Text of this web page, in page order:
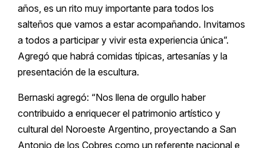
años, es un rito muy importante para todos los
salteños que vamos a estar acompañando. Invitamos
a todos a participar y vivir esta experiencia única”.
Agregó que habrá comidas típicas, artesanías y la
presentación de la escultura.
Bernaski agregó: “Nos llena de orgullo haber
contribuido a enriquecer el patrimonio artístico y
cultural del Noroeste Argentino, proyectando a San
Antonio de los Cobres como un referente nacional e